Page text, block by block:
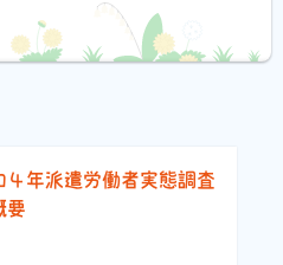
４年派遣労働者実態調査
要